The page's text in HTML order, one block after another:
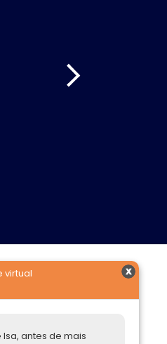
virtual
antes de mais